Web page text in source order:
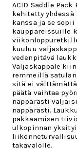
ACID Saddle Pack
kehitetty
kanssa ja se
kauppareissuille
kuuluu
vedenpitävä
Valjaskappale
remmeillä
sitä ei
päätä vaihtaa
näppärästi
näppärästi.
pakkaamisen
ulkopinnan
takavalolle.